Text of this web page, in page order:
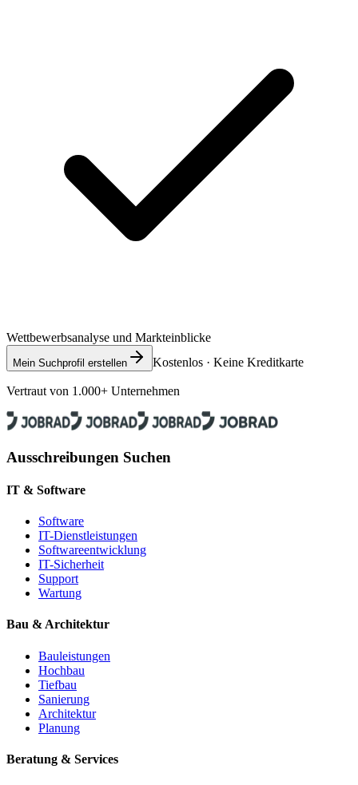
Wettbewerbsanalyse und Markteinblicke
Mein Suchprofil erstellen Kostenlos · Keine Kreditkarte
Vertraut von 1.000+ Unternehmen
Ausschreibungen Suchen
IT & Software
Software
IT-Dienstleistungen
Softwareentwicklung
IT-Sicherheit
Support
Wartung
Bau & Architektur
Bauleistungen
Hochbau
Tiefbau
Sanierung
Architektur
Planung
Beratung & Services